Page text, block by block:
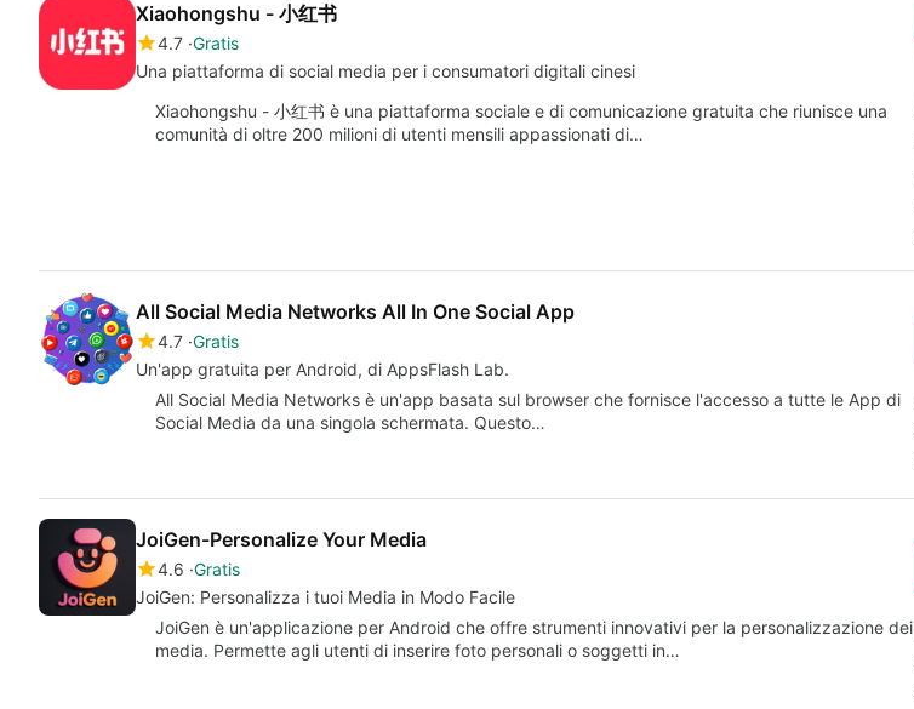
Xiaohongshu - 小红书
4.7 Gratis
Una piattaforma di social media per i consumatori digitali cinesi
Xiaohongshu - 小红书 è una piattaforma sociale e di comunicazione gratuita che riunisce una
comunità di oltre 200 milioni di utenti mensili appassionati di…
All Social Media Networks All In One Social App
4.7 Gratis
Un'app gratuita per Android, di AppsFlash Lab.
All Social Media Networks è un'app basata sul browser che fornisce l'accesso a tutte le App di
Social Media da una singola schermata. Questo…
JoiGen-Personalize Your Media
4.6 Gratis
JoiGen: Personalizza i tuoi Media in Modo Facile
JoiGen è un'applicazione per Android che offre strumenti innovativi per la personalizzazione dei
media. Permette agli utenti di inserire foto personali o soggetti in…